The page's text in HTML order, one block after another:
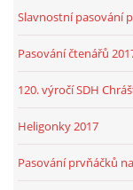
Slavnostní pasování
Pasování čtenářů
120. výročí SDH
Heligonky 2017
Pasování prvňáčků